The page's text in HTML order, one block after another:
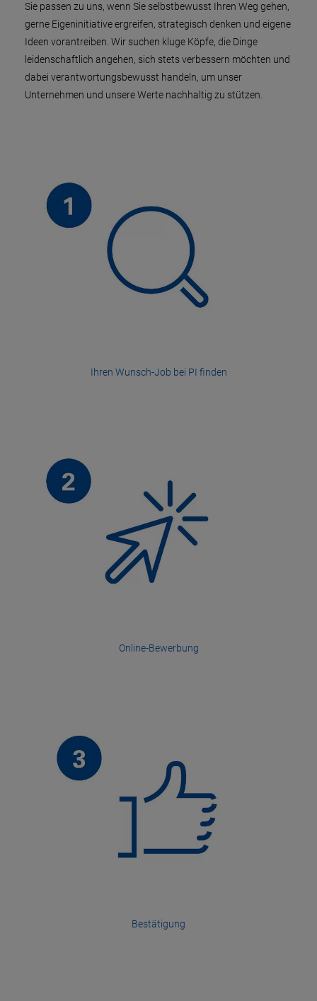
Sie passen zu uns, wenn Sie selbstbewusst Ihren Weg gehen,
gerne Eigeninitiative ergreifen, strategisch denken und eigene
Ideen vorantreiben. Wir suchen kluge Köpfe, die Dinge
leidenschaftlich angehen, sich stets verbessern möchten und
dabei verantwortungsbewusst handeln, um unser
Unternehmen und unsere Werte nachhaltig zu stützen.
Ihren Wunsch-Job bei PI finden
Online-Bewerbung
Bestätigung